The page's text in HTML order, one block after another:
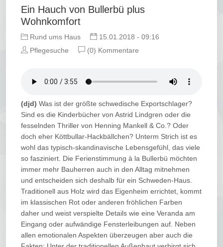
Ein Hauch von Bullerbü plus
Wohnkomfort
Rund ums Haus
15.01.2018 - 09:16
Pflegesuche
(0) Kommentare
(djd) Was ist der größte schwedische Exportschlager?
Sind es die Kinderbücher von Astrid Lindgren oder die
fesselnden Thriller von Henning Mankell & Co.? Oder
doch eher Köttbullar-Hackbällchen? Unterm Strich ist es
wohl das typisch-skandinavische Lebensgefühl, das viele
so fasziniert. Die Ferienstimmung à la Bullerbü möchten
immer mehr Bauherren auch in den Alltag mitnehmen
und entscheiden sich deshalb für ein Schweden-Haus.
Traditionell aus Holz wird das Eigenheim errichtet, kommt
im klassischen Rot oder anderen fröhlichen Farben
daher und weist verspielte Details wie eine Veranda am
Eingang oder aufwändige Fensterleibungen auf. Neben
allen emotionalen Aspekten überzeugen aber auch die